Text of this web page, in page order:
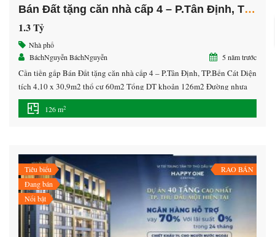
Bán Đất tặng căn nhà cấp 4 – P.Tân Định, TX.Bến Cát
1.3 Tỷ
Nhà phố
BáchNguyễn BáchNguyễn
5 năm trước
Cần tiền gấp Bán Đất tặng căn nhà cấp 4 – P.Tân Định, TP.Bến Cát Diện
tích 4,10 x 30,9m2 thổ cư 60m2 Tổng DT khoản 126m2 Đường nhựa
ôtô vivu có thể Thương lượng chút đỉnh BáchNguyễn:0916467674
(Nhận mua bán ký gửi nhà đất).
126 m2
Tiêu biểu
Đang bán
Nổi bật
RAO BÁN